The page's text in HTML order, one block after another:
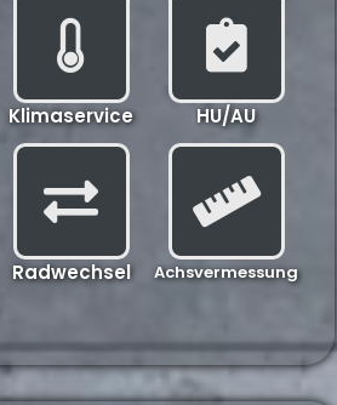
Klimaservice HU/AU
Radwechsel Achsvermessung